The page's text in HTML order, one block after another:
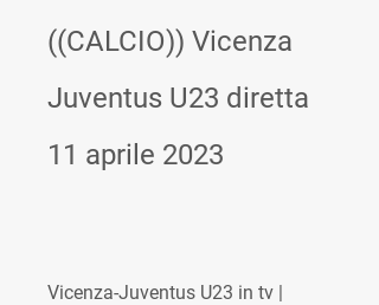
((CALCIO)) Vicenza
Juventus U23 diretta
11 aprile 2023
Vicenza-Juventus U23 in tv |